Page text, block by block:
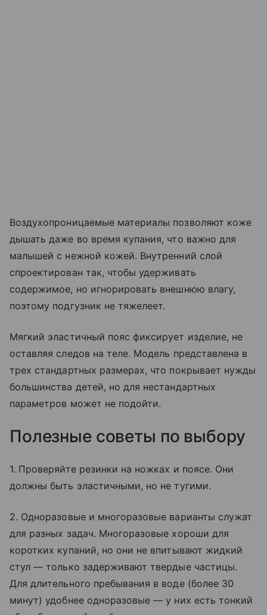
Воздухопроницаемые материалы позволяют коже
дышать даже во время купания, что важно для
малышей с нежной кожей. Внутренний слой
спроектирован так, чтобы удерживать
содержимое, но игнорировать внешнюю влагу,
поэтому подгузник не тяжелеет.
Мягкий эластичный пояс фиксирует изделие, не
оставляя следов на теле. Модель представлена в
трех стандартных размерах, что покрывает нужды
большинства детей, но для нестандартных
параметров может не подойти.
Полезные советы по выбору
1. Проверяйте резинки на ножках и поясе. Они
должны быть эластичными, но не тугими.
2. Одноразовые и многоразовые варианты служат
для разных задач. Многоразовые хороши для
коротких купаний, но они не впитывают жидкий
стул — только задерживают твердые частицы.
Для длительного пребывания в воде (более 30
минут) удобнее одноразовые — у них есть тонкий